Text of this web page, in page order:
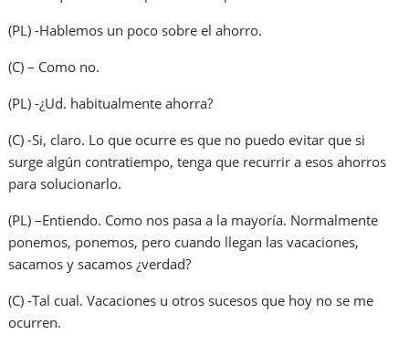
(PL) -Hablemos un poco sobre el ahorro.
(C) – Como no.
(PL) -¿Ud. habitualmente ahorra?
(C) -Si, claro. Lo que ocurre es que no puedo evitar que si
surge algún contratiempo, tenga que recurrir a esos ahorros
para solucionarlo.
(PL) –Entiendo. Como nos pasa a la mayoría. Normalmente
ponemos, ponemos, pero cuando llegan las vacaciones,
sacamos y sacamos ¿verdad?
(C) -Tal cual. Vacaciones u otros sucesos que hoy no se me
ocurren.